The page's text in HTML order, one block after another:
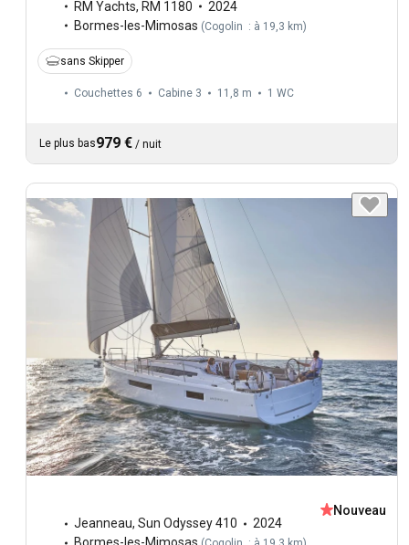
RM Yachts, RM 1180
2024
Bormes-les-Mimosas (Cogolin : à 19,3 km)
sans Skipper
Couchettes 6 Cabine 3 11,8 m 1 WC
Le plus bas979 € / nuit
Jeanneau, Sun Odyssey 410
2024
Nouveau